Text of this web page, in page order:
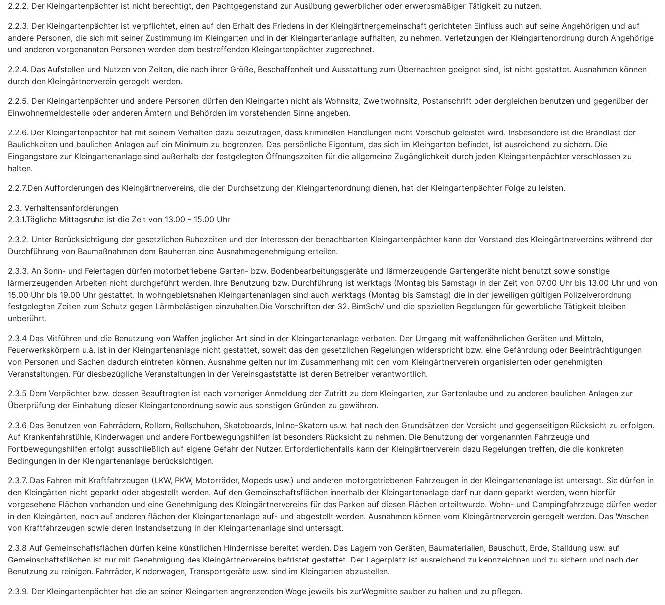
2.2.2. Der Kleingartenpächter ist nicht berechtigt, den Pachtgegenstand zur Ausübung gewerblicher oder erwerbsmäßiger Tätigkeit zu nutzen.
2.2.3. Der Kleingartenpächter ist verpflichtet, einen auf den Erhalt des Friedens in der Kleingärtnergemeinschaft gerichteten Einfluss auch auf seine Angehörigen und auf
andere Personen, die sich mit seiner Zustimmung im Kleingarten und in der Kleingartenanlage aufhalten, zu nehmen. Verletzungen der Kleingartenordnung durch Angehörige
und anderen vorgenannten Personen werden dem bestreffenden Kleingartenpächter zugerechnet.
2.2.4. Das Aufstellen und Nutzen von Zelten, die nach ihrer Größe, Beschaffenheit und Ausstattung zum Übernachten geeignet sind, ist nicht gestattet. Ausnahmen können
durch den Kleingärtnerverein geregelt werden.
2.2.5. Der Kleingartenpächter und andere Personen dürfen den Kleingarten nicht als Wohnsitz, Zweitwohnsitz, Postanschrift oder dergleichen benutzen und gegenüber der
Einwohnermeldestelle oder anderen Ämtern und Behörden im vorstehenden Sinne angeben.
2.2.6. Der Kleingartenpächter hat mit seinem Verhalten dazu beizutragen, dass kriminellen Handlungen nicht Vorschub geleistet wird. Insbesondere ist die Brandlast der
Baulichkeiten und baulichen Anlagen auf ein Minimum zu begrenzen. Das persönliche Eigentum, das sich im Kleingarten befindet, ist ausreichend zu sichern. Die
Eingangstore zur Kleingartenanlage sind außerhalb der festgelegten Öffnungszeiten für die allgemeine Zugänglichkeit durch jeden Kleingartenpächter verschlossen zu
halten.
2.2.7.Den Aufforderungen des Kleingärtnervereins, die der Durchsetzung der Kleingartenordnung dienen, hat der Kleingartenpächter Folge zu leisten.
2.3. Verhaltensanforderungen
2.3.1.Tägliche Mittagsruhe ist die Zeit von 13.00 – 15.00 Uhr
2.3.2. Unter Berücksichtigung der gesetzlichen Ruhezeiten und der Interessen der benachbarten Kleingartenpächter kann der Vorstand des Kleingärtnervereins während der
Durchführung von Baumaßnahmen dem Bauherren eine Ausnahmegenehmigung erteilen.
2.3.3. An Sonn- und Feiertagen dürfen motorbetriebene Garten- bzw. Bodenbearbeitungsgeräte und lärmerzeugende Gartengeräte nicht benutzt sowie sonstige
lärmerzeugenden Arbeiten nicht durchgeführt werden. Ihre Benutzung bzw. Durchführung ist werktags (Montag bis Samstag) in der Zeit von 07.00 Uhr bis 13.00 Uhr und von
15.00 Uhr bis 19.00 Uhr gestattet. In wohngebietsnahen Kleingartenanlagen sind auch werktags (Montag bis Samstag) die in der jeweiligen gültigen Polizeiverordnung
festgelegten Zeiten zum Schutz gegen Lärmbelästigen einzuhalten.Die Vorschriften der 32. BimSchV und die speziellen Regelungen für gewerbliche Tätigkeit bleiben
unberührt.
2.3.4 Das Mitführen und die Benutzung von Waffen jeglicher Art sind in der Kleingartenanlage verboten. Der Umgang mit waffenähnlichen Geräten und Mitteln,
Feuerwerkskörpern u.ä. ist in der Kleingartenanlage nicht gestattet, soweit das den gesetzlichen Regelungen widerspricht bzw. eine Gefährdung oder Beeinträchtigungen
von Personen und Sachen dadurch eintreten können. Ausnahme gelten nur im Zusammenhang mit den vom Kleingärtnerverein organisierten oder genehmigten
Veranstaltungen. Für diesbezügliche Veranstaltungen in der Vereinsgaststätte ist deren Betreiber verantwortlich.
2.3.5 Dem Verpächter bzw. dessen Beauftragten ist nach vorheriger Anmeldung der Zutritt zu dem Kleingarten, zur Gartenlaube und zu anderen baulichen Anlagen zur
Überprüfung der Einhaltung dieser Kleingartenordnung sowie aus sonstigen Gründen zu gewähren.
2.3.6 Das Benutzen von Fahrrädern, Rollern, Rollschuhen, Skateboards, Inline-Skatern us.w. hat nach den Grundsätzen der Vorsicht und gegenseitigen Rücksicht zu erfolgen.
Auf Krankenfahrstühle, Kinderwagen und andere Fortbewegungshilfen ist besonders Rücksicht zu nehmen. Die Benutzung der vorgenannten Fahrzeuge und
Fortbewegungshilfen erfolgt ausschließlich auf eigene Gefahr der Nutzer. Erforderlichenfalls kann der Kleingärtnerverein dazu Regelungen treffen, die die konkreten
Bedingungen in der Kleingartenanlage berücksichtigen.
2.3.7. Das Fahren mit Kraftfahrzeugen (LKW, PKW, Motorräder, Mopeds usw.) und anderen motorgetriebenen Fahrzeugen in der Kleingartenanlage ist untersagt. Sie dürfen in
den Kleingärten nicht geparkt oder abgestellt werden. Auf den Gemeinschaftsflächen innerhalb der Kleingartenanlage darf nur dann geparkt werden, wenn hierfür
vorgesehene Flächen vorhanden und eine Genehmigung des Kleingärtnervereins für das Parken auf diesen Flächen erteiltwurde. Wohn- und Campingfahrzeuge dürfen weder
in den Kleingärten, noch auf anderen flächen der Kleingartenanlage auf- und abgestellt werden. Ausnahmen können vom Kleingärtnerverein geregelt werden. Das Waschen
von Kraftfahrzeugen sowie deren Instandsetzung in der Kleingartenanlage sind untersagt.
2.3.8 Auf Gemeinschaftsflächen dürfen keine künstlichen Hindernisse bereitet werden. Das Lagern von Geräten, Baumaterialien, Bauschutt, Erde, Stalldung usw. auf
Gemeinschaftsflächen ist nur mit Genehmigung des Kleingärtnervereins befristet gestattet. Der Lagerplatz ist ausreichend zu kennzeichnen und zu sichern und nach der
Benutzung zu reinigen. Fahrräder, Kinderwagen, Transportgeräte usw. sind im Kleingarten abzustellen.
2.3.9. Der Kleingartenpächter hat die an seiner Kleingarten angrenzenden Wege jeweils bis zurWegmitte sauber zu halten und zu pflegen.